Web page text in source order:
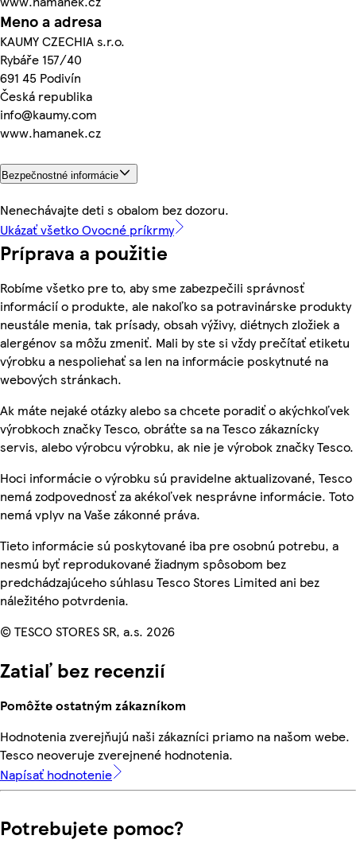
Meno a adresa
KAUMY CZECHIA s.r.o.
Rybáře 157/40
691 45 Podivín
Česká republika
info@kaumy.com
www.hamanek.cz
Bezpečnostné informácie
Nenechávajte deti s obalom bez dozoru.
Ukázať všetko Ovocné príkrmy
Príprava a použitie
Robíme všetko pre to, aby sme zabezpečili správnosť
informácií o produkte, ale nakoľko sa potravinárske produkty
neustále menia, tak prísady, obsah výživy, diétnych zložiek a
alergénov sa môžu zmeniť. Mali by ste si vždy prečítať etiketu
výrobku a nespoliehať sa len na informácie poskytnuté na
webových stránkach.
Ak máte nejaké otázky alebo sa chcete poradiť o akýchkoľvek
výrobkoch značky Tesco, obráťte sa na Tesco zákaznícky
servis, alebo výrobcu výrobku, ak nie je výrobok značky Tesco.
Hoci informácie o výrobku sú pravidelne aktualizované, Tesco
nemá zodpovednosť za akékoľvek nesprávne informácie. Toto
nemá vplyv na Vaše zákonné práva.
Tieto informácie sú poskytované iba pre osobnú potrebu, a
nesmú byť reprodukované žiadnym spôsobom bez
predchádzajúceho súhlasu Tesco Stores Limited ani bez
náležitého potvrdenia.
© TESCO STORES SR, a.s. 2026
Zatiaľ bez recenzií
Pomôžte ostatným zákazníkom
Hodnotenia zverejňujú naši zákazníci priamo na našom webe.
Tesco neoveruje zverejnené hodnotenia.
Napísať hodnotenie
Potrebujete pomoc?